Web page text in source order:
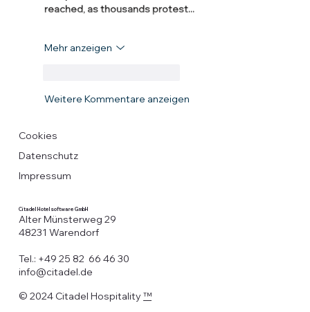
reached, as thousands protest...
Mehr anzeigen
Weitere Kommentare anzeigen
Cookies
Datenschutz
Impressum
Citadel Hotelsoftware GmbH
Alter Münsterweg 29
48231 Warendorf
Tel.: +49 25 82 66 46 30
info@citadel.de
© 2024 Citadel Hospitality ™